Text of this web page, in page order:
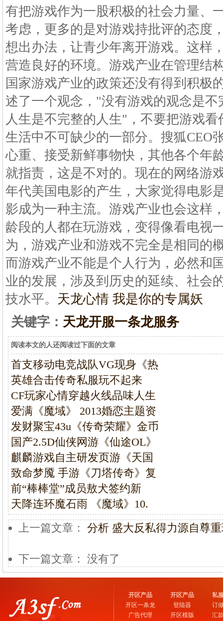
有把游戏作为一股积极的社会力量、
考虑，更多的是对游戏持批评的态度
想出办法，让青少年离开游戏。这样
营造良好的环境。游戏产业在管理结
国家游戏产业的政策还没有得到积极
述了一个观念，"没有游戏的观念是
人生是不完整的人生"，不要把游戏
生活中不可缺少的一部分。搜狐CEO
心重、接受新鲜事物快，其他各个年
就指责，这是不对的。现在的网络游
年代美国电影的产生，大家觉得电影
影成为一种主流。游戏产业也会这样
龄段的人都在玩游戏，变得像看电视
为，游戏产业和游戏不完全是相同的
而游戏产业不能是个人行为，必然和
业的发展，涉及到历史的延续、社会
技水平。 天龙心情 我是你的专属妖
关键字： 天龙开服一条龙服务
阅读本文的人还阅读过下面的文章
首支移动电竞战队VG现身《热
英雄合击传奇私服玩不起来
CF玩家心情穿越火线品味人生
爱满《魔域》 2013婚恋主题资
发财聚宝43u《传奇荣耀》金币
国产2.5D仙侠网游《仙途OL》
麒麟游戏自主研发页游《天国
致命梦魇 手游《刀塔传奇》复
前“棒棒堂”成员敖犬签约新
天降连环魔石雨 《魔域》10.
上一篇文章： 分析 盛大反私得力源自尊
下一篇文章： 没有了
开区产品
开区一条龙
广告代理
开区产品
登陆器
开区模版
私
订
汇